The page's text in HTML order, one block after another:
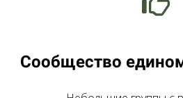
Сообщество